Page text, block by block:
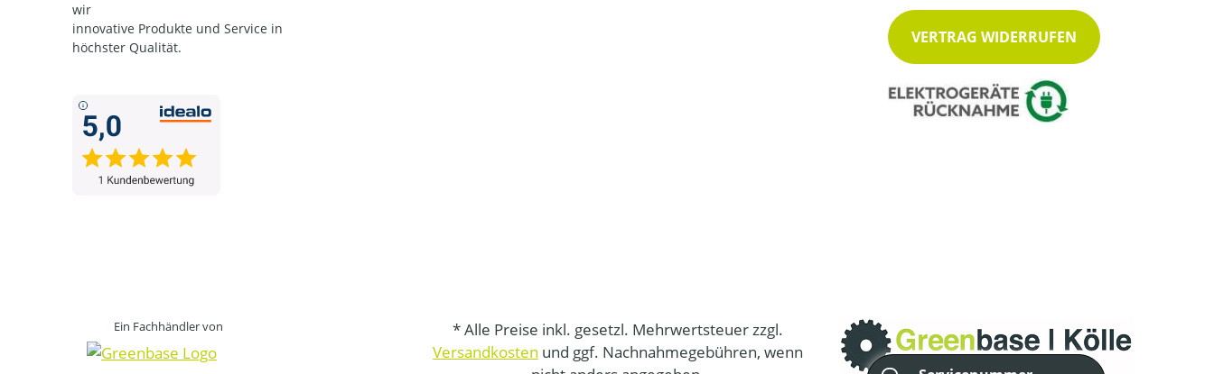
wir
innovative Produkte und Service in
höchster Qualität.
VERTRAG WIDERRUFEN
Ein Fachhändler von
* Alle Preise inkl. gesetzl. Mehrwertsteuer zzgl.
Versandkosten und ggf. Nachnahmegebühren, wenn